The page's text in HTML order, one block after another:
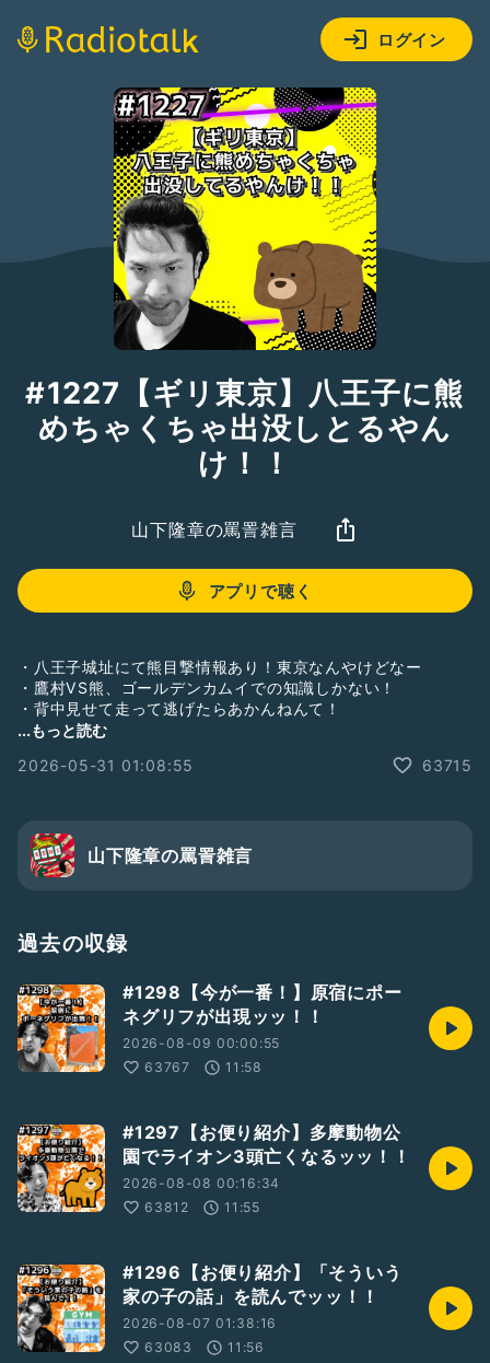
ログイン
#1227【ギリ東京】八王子に熊
めちゃくちゃ出没しとるやん
け！！
山下隆章の罵詈雑言
アプリで聴く
・八王子城址にて熊目撃情報あり！東京なんやけどなー
・鷹村VS熊、ゴールデンカムイでの知識しかない！
・背中見せて走って逃げたらあかんねんて！
★トークテーマ★
域無き対応するぜ！
そのほか
・感想、改善点、称賛、罵詈雑言
などなど何でもいいのでお便り募集してます😉
吉本興業のお笑いコンビ「蓮華」のツッコミ山下隆章の個人ラ
ジオッッ！
コンビのYouTube番組、レンゲラジオ(
https://m.youtube.com/channel/UCKfpzIlMxilGTAswFkG
#新人さんいらっしゃい
#お便り募集中
#お笑い
#ひとり語り
#アラフォー
#芸人
#漫才
#東京
#八王子
...もっと読む
2026-05-31 01:08:55
63715
山下隆章の罵詈雑言
過去の収録
#1298【今が一番！】原宿にポー
ネグリフが出現ッッ！！
2026-08-09 00:00:55
63767
11:58
#1297【お便り紹介】多摩動物公
園でライオン3頭亡くなるッッ！！
2026-08-08 00:16:34
63812
11:55
#1296【お便り紹介】「そういう
家の子の話」を読んでッッ！！
2026-08-07 01:38:16
63083
11:56